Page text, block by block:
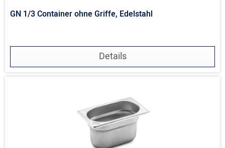
GN 1/3 Container ohne Griffe, Edelstahl
Details